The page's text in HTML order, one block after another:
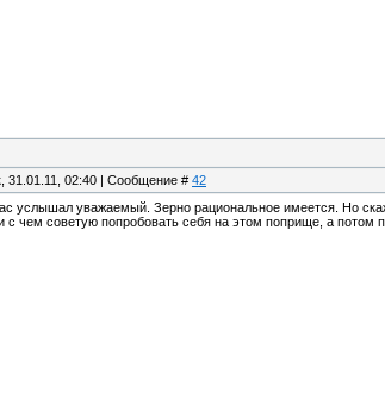
31.01.11, 02:40 | Сообщение # 42
услышал уважаемый. Зерно рациональное имеется. Но
с чем советую попробовать себя на этом поприще, а потом